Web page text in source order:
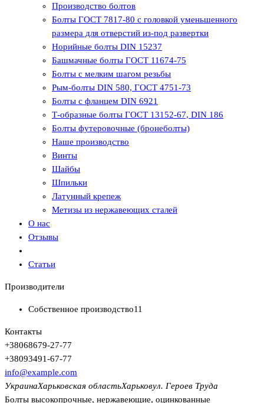
Производство болтов
Болты ГОСТ 7817-80 с головкой уменьшенного
размера для отверстий из-под развертки
Норийные болты DIN 15237
Башмачные болты ГОСТ 11674-75
Болты с мелким шагом резьбы
Рым-болты DIN 580, ГОСТ 4751-73
Болты с фланцем DIN 6921
Т-образные болты ГОСТ 13152-67, DIN 186
Болты футеровочные (бронеболты)
Наше производство
Винты
Шайбы
Шпильки
Латунный крепеж
Метизы из нержавеющих сталей
О нас
Отзывы
Статьи
Производители
Собственное производство11
Контакты
+38068679-27-77
+38093491-67-77
info@example.com
УкраинаХарьковская областьХарьковул. Героев Труда
Болты высокопрочные, нержавеющие, оцинкованные